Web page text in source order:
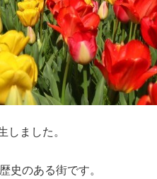
しました。
史のある街です。